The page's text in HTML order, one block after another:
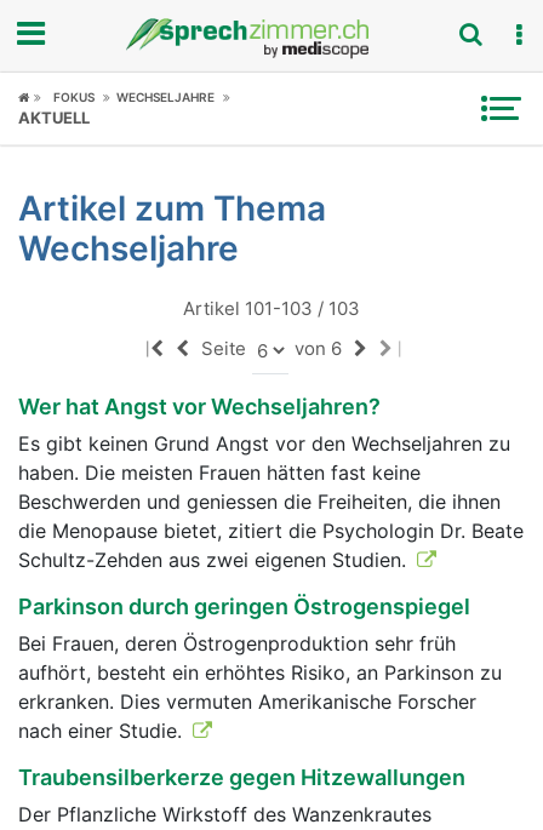
Fokus
Symptome
Untersuchungen
Ratgeber
Rubriken
FOKUS WECHSELJAHRE
AKTUELL
Artikel zum Thema
Wechseljahre
Artikel 101-103 / 103
Seite von 6
Wer hat Angst vor Wechseljahren?
Es gibt keinen Grund Angst vor den Wechseljahren zu
haben. Die meisten Frauen hätten fast keine
Beschwerden und geniessen die Freiheiten, die ihnen
die Menopause bietet, zitiert die Psychologin Dr. Beate
Schultz-Zehden aus zwei eigenen Studien.
Parkinson durch geringen Östrogenspiegel
Bei Frauen, deren Östrogenproduktion sehr früh
aufhört, besteht ein erhöhtes Risiko, an Parkinson zu
erkranken. Dies vermuten Amerikanische Forscher
nach einer Studie.
Traubensilberkerze gegen Hitzewallungen
Der Pflanzliche Wirkstoff des Wanzenkrautes